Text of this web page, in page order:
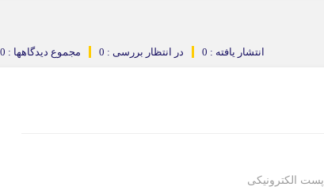
مجموع دیدگاهها : 0 در انتظار بررسی : 0 انتشار یافته : 0
پست الکترونیکی